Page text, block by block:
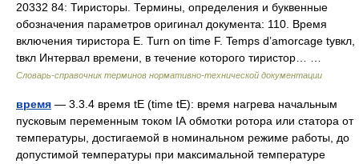
20332 84: Тиристоры. Термины, определения и буквенные
обозначения параметров оригинал документа: 110. Время
включения тиристора E. Turn on time F. Temps d’amorcage tувкл,
tвкл Интервал времени, в течение которого тиристор… …
Словарь-справочник терминов нормативно-технической документации
время — 3.3.4 время tE (time tE): время нагрева начальным
пусковым переменным током IА обмотки ротора или статора от
температуры, достигаемой в номинальном режиме работы, до
допустимой температуры при максимальной температуре